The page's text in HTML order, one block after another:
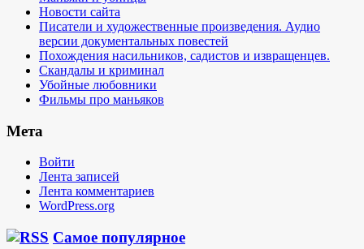
Новости сайта
Писатели и художественные произведения. Аудио
версии документальных повестей
Похождения насильников, садистов и извращенцев.
Скандалы и криминал
Убойные любовники
Фильмы про маньяков
Мета
Войти
Лента записей
Лента комментариев
WordPress.org
Самое популярное